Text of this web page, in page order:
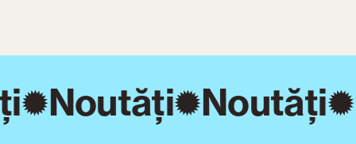
Noutăți Noutăți